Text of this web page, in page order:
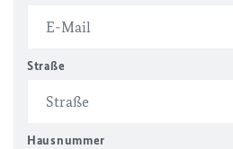
Straße
Hausnummer